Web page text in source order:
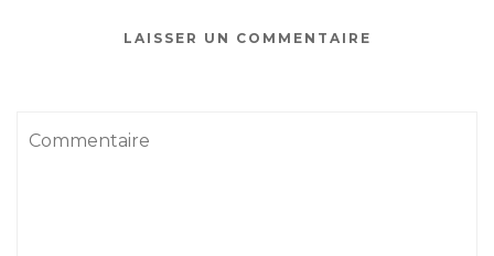
LAISSER UN COMMENTAIRE